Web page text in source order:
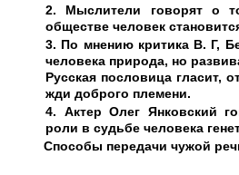
2. Мыслители говорят о
обществе человек
3. По мнению критика В. Г,
человека природа, но
Русская пословица гласит,
жди доброго племени.
4. Актер Олег Янковский
роли в судьбе человека
Способы передачи чужой